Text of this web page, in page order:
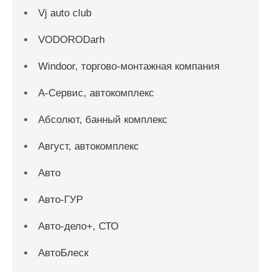
Vj auto club
VODORODarh
Windoor, торгово-монтажная компания
А-Сервис, автокомплекс
Абсолют, банный комплекс
Август, автокомплекс
Авто
Авто-ГУР
Авто-дело+, СТО
АвтоБлеск